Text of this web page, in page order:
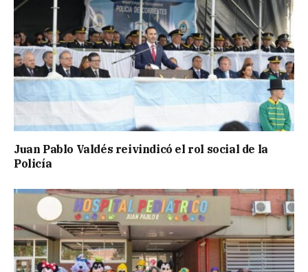
Juan Pablo Valdés reivindicó el rol social de la
Policía